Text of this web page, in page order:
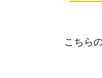
こちら